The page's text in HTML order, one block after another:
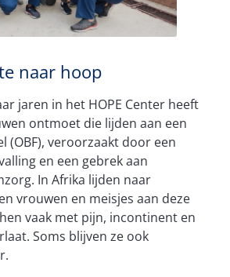
naar hoop
jaren in het HOPE Center heeft
ontmoet die lijden aan een
(OBF), veroorzaakt door een
en een gebrek aan
In Afrika lijden naar
vrouwen en meisjes aan deze
vaak met pijn, incontinent en
Soms blijven ze ook